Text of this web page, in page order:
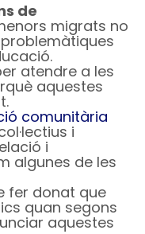
de
migrats no
atendre a les
aquestes
comunitària
i
i
algunes de les
fer donat que
quan segons
aquestes